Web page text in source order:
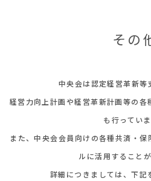
その
中央会は認定経営革新等
経営力向上計画や経営革新計画等の
も行っていま
また、中央会会員向けの各種共済・
ルに活用することが
詳細につきましては、下記